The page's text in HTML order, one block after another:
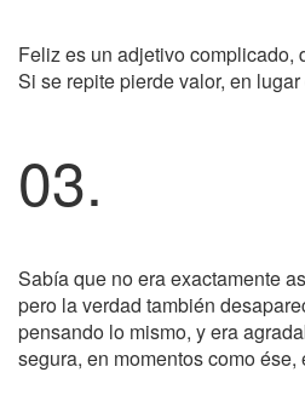
Feliz es un adjetivo complicado,
Si se repite pierde valor, en
03.
Sabía que no era exactamente
pero la verdad también
pensando lo mismo, y era
segura, en momentos como ése,